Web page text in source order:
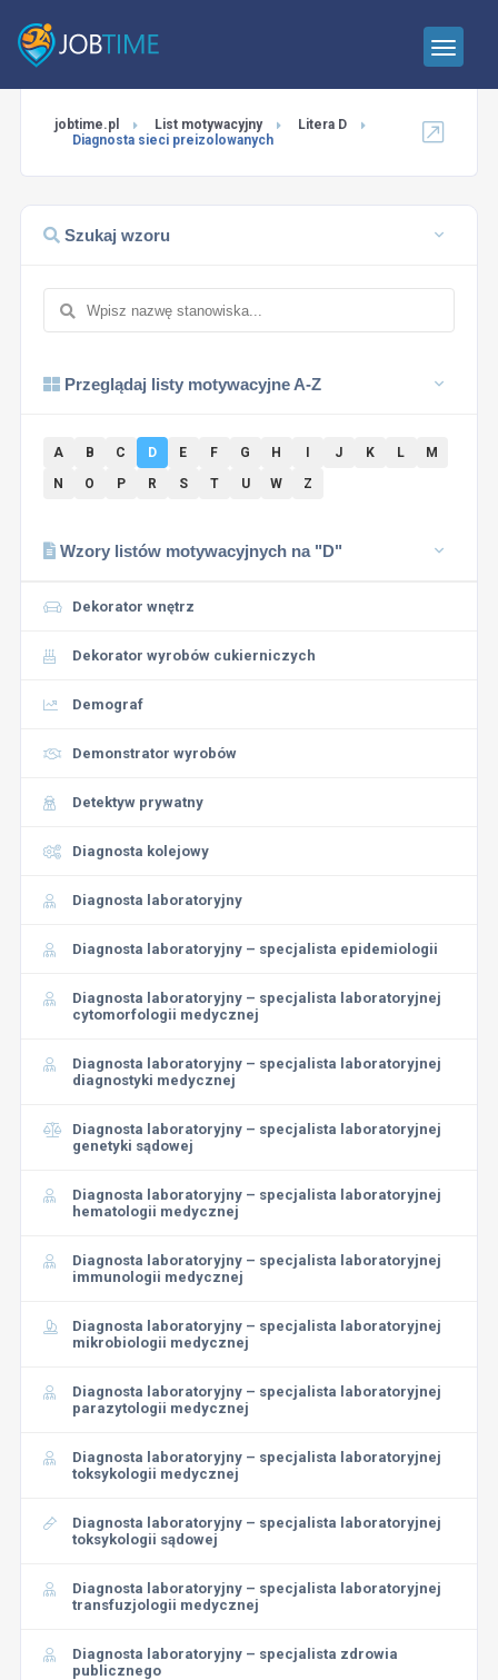
jobtime.pl List motywacyjny
Litera D
Diagnosta sieci preizolowanych
Szukaj wzoru
Przeglądaj listy motywacyjne A-Z
A B C D E F G H J K L
M
N
O P R S T U W Z
Wzory listów motywacyjnych na "D"
Dekorator wnętrz
Dekorator wyrobów cukierniczych
Demograf
Demonstrator wyrobów
Detektyw prywatny
Diagnosta kolejowy
Diagnosta laboratoryjny
Diagnosta laboratoryjny – specjalista epidemiologii
Diagnosta laboratoryjny – specjalista laboratoryjnej
cytomorfologii medycznej
Diagnosta laboratoryjny – specjalista laboratoryjnej
diagnostyki medycznej
Diagnosta laboratoryjny – specjalista laboratoryjnej
genetyki sądowej
Diagnosta laboratoryjny – specjalista laboratoryjnej
hematologii medycznej
Diagnosta laboratoryjny – specjalista laboratoryjnej
immunologii medycznej
Diagnosta laboratoryjny – specjalista laboratoryjnej
mikrobiologii medycznej
Diagnosta laboratoryjny – specjalista laboratoryjnej
parazytologii medycznej
Diagnosta laboratoryjny – specjalista laboratoryjnej
toksykologii medycznej
Diagnosta laboratoryjny – specjalista laboratoryjnej
toksykologii sądowej
Diagnosta laboratoryjny – specjalista laboratoryjnej
transfuzjologii medycznej
Diagnosta laboratoryjny – specjalista zdrowia
publicznego